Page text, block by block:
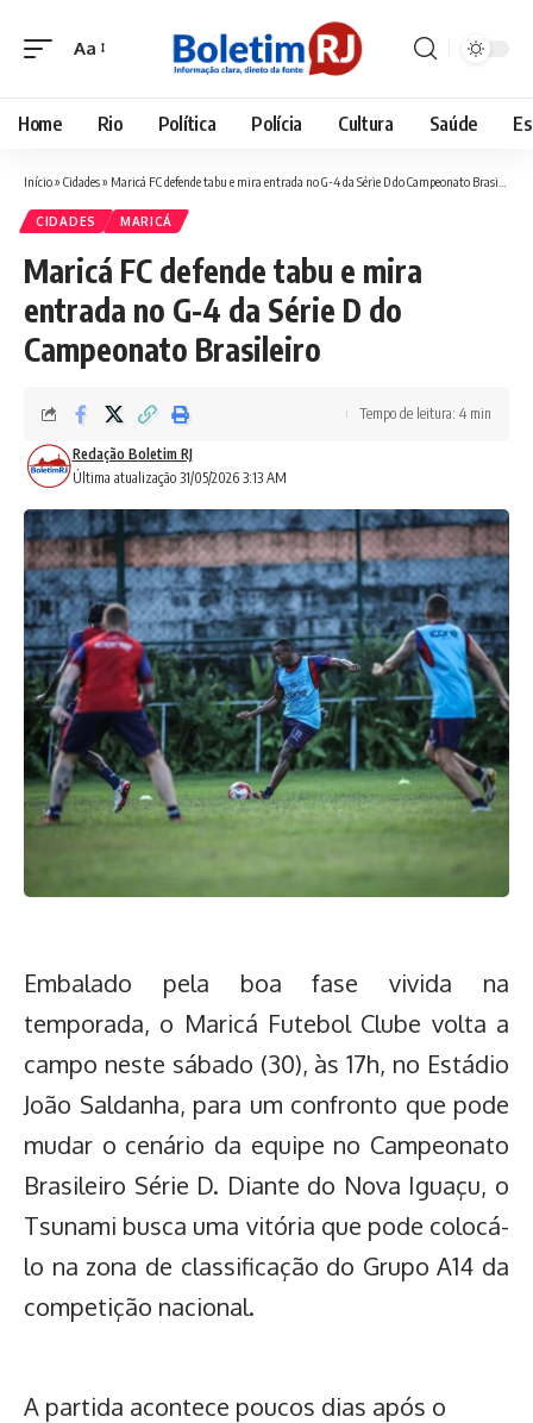
Font
Aa
Home Rio Política Polícia Cultura Saúde
Início» Cidades» Maricá FC defende tabu e mira entrada no G-4 da Série D do Campeonato Brasileiro
CIDADES MARICÁ
Maricá FC defende tabu e mira
entrada no G-4 da Série D do
Campeonato Brasileiro
Última atualização 31/05/2026 3:13 AM
Redação Boletim RJ
Tempo de leitura: 4 min
Embalado pela boa fase vivida na
temporada, o Maricá Futebol Clube volta a
campo neste sábado (30), às 17h, no Estádio
João Saldanha, para um confronto que pode
mudar o cenário da equipe no Campeonato
Brasileiro Série D. Diante do Nova Iguaçu, o
Tsunami busca uma vitória que pode colocá-
lo na zona de classificação do Grupo A14 da
competição nacional.
A partida acontece poucos dias após o